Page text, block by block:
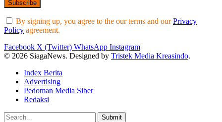
By signing up, you agree to the our terms and ourPrivacy
Policy agreement.
Facebook X (Twitter) WhatsApp Instagram
© 2026 SiagaNews. Designed by Tristek Media Kreasindo.
Index Berita
Advertising
Pedoman Media Siber
Redaksi
Submit